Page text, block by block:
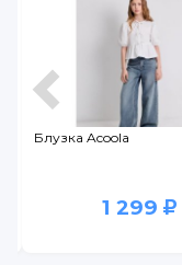
Блузка Acoola
1 299